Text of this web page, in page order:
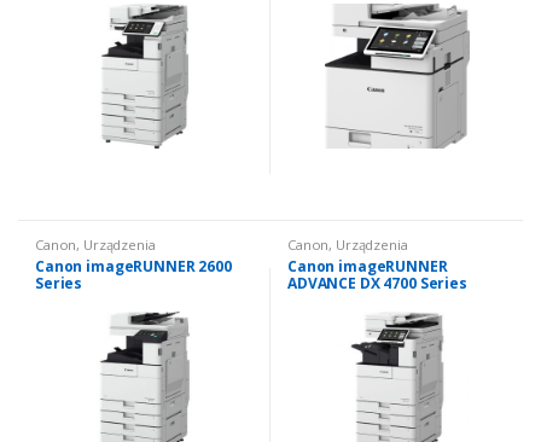
Canon, Urządzenia
wielofunkcyjne używane,
Urządzenia wielofunkcyjne
używane: czarno białe
Canon imageRUNNER 2600
Series
Canon, Urządzenia
wielofunkcyjne używane,
Urządzenia wielofunkcyjne
używane: czarno białe
Canon imageRUNNER
ADVANCE DX 4700 Series